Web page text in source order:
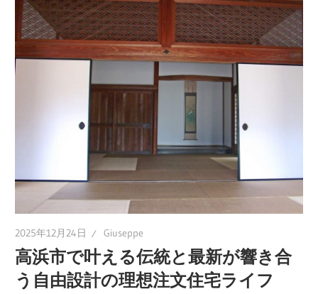
実
現
す
か
特
別
な
2025年12月24日 Giuseppe
高浜市で叶える伝統と最新が響き合
う自由設計の理想注文住宅ライフ